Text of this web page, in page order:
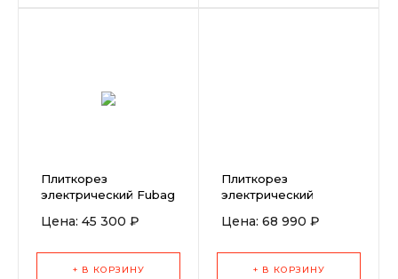
Плиткорез
электрический Fubag
Цена: 45 300 ₽
+ В КОРЗИНУ
Плиткорез
электрический
Вт, 1200 мм)
Цена: 68 990 ₽
+ В КОРЗИНУ